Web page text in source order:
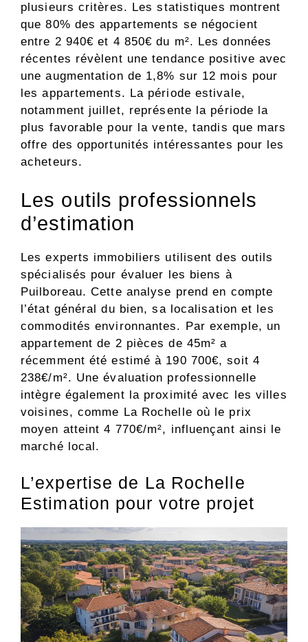
plusieurs critères. Les statistiques montrent
que 80% des appartements se négocient
entre 2 940€ et 4 850€ du m². Les données
récentes révèlent une tendance positive avec
une augmentation de 1,8% sur 12 mois pour
les appartements. La période estivale,
notamment juillet, représente la période la
plus favorable pour la vente, tandis que mars
offre des opportunités intéressantes pour les
acheteurs.
Les outils professionnels
d’estimation
Les experts immobiliers utilisent des outils
spécialisés pour évaluer les biens à
Puilboreau. Cette analyse prend en compte
l’état général du bien, sa localisation et les
commodités environnantes. Par exemple, un
appartement de 2 pièces de 45m² a
récemment été estimé à 190 700€, soit 4
238€/m². Une évaluation professionnelle
intègre également la proximité avec les villes
voisines, comme La Rochelle où le prix
moyen atteint 4 770€/m², influençant ainsi le
marché local.
L’expertise de La Rochelle
Estimation pour votre projet